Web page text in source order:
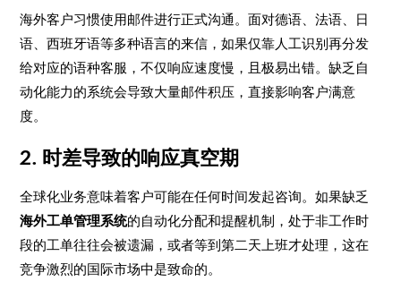
海外客户习惯使用邮件进行正式沟通。面对德语、法语、日
语、西班牙语等多种语言的来信，如果仅靠人工识别再分发
给对应的语种客服，不仅响应速度慢，且极易出错。缺乏自
动化能力的系统会导致大量邮件积压，直接影响客户满意
度。
2. 时差导致的响应真空期
全球化业务意味着客户可能在任何时间发起咨询。如果缺乏
海外工单管理系统的自动化分配和提醒机制，处于非工作时
段的工单往往会被遗漏，或者等到第二天上班才处理，这在
竞争激烈的国际市场中是致命的。